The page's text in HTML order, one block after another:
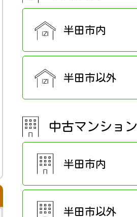
半田市内
半田市以外
中古マンション
半田市内
半田市以外